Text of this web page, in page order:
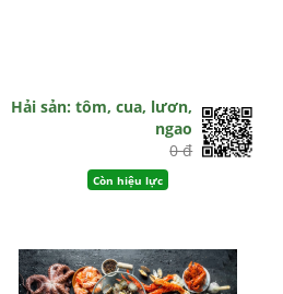
Hải sản: tôm, cua, lươn,
ngao
0 đ
Còn hiệu lực